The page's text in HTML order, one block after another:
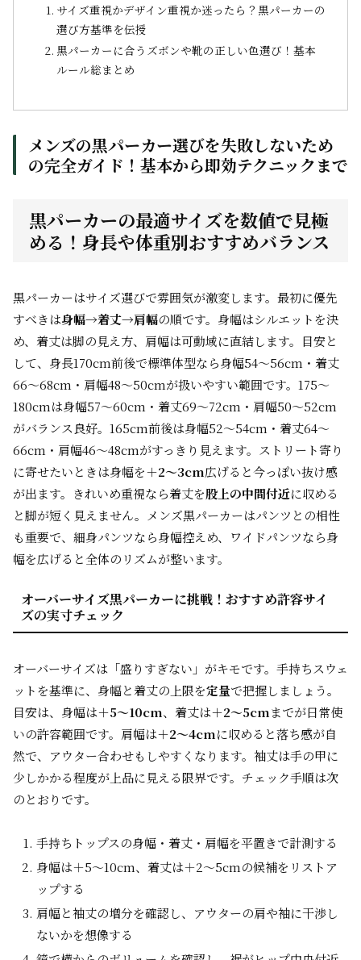
サイズ重視かデザイン重視か迷ったら？黒パーカーの
選び方基準を伝授
黒パーカーに合うズボンや靴の正しい色選び！基本
ルール総まとめ
メンズの黒パーカー選びを失敗しないため
の完全ガイド！基本から即効テクニックまで
黒パーカーの最適サイズを数値で見極
める！身長や体重別おすすめバランス
黒パーカーはサイズ選びで雰囲気が激変します。最初に優先
すべきは身幅→着丈→肩幅の順です。身幅はシルエットを決
め、着丈は脚の見え方、肩幅は可動域に直結します。目安と
して、身長170cm前後で標準体型なら身幅54〜56cm・着丈
66〜68cm・肩幅48〜50cmが扱いやすい範囲です。175〜
180cmは身幅57〜60cm・着丈69〜72cm・肩幅50〜52cm
がバランス良好。165cm前後は身幅52〜54cm・着丈64〜
66cm・肩幅46〜48cmがすっきり見えます。ストリート寄り
に寄せたいときは身幅を＋2〜3cm広げると今っぽい抜け感
が出ます。きれいめ重視なら着丈を股上の中間付近に収める
と脚が短く見えません。メンズ黒パーカーはパンツとの相性
も重要で、細身パンツなら身幅控えめ、ワイドパンツなら身
幅を広げると全体のリズムが整います。
オーバーサイズ黒パーカーに挑戦！おすすめ許容サイ
ズの実寸チェック
オーバーサイズは「盛りすぎない」がキモです。手持ちスウェ
ットを基準に、身幅と着丈の上限を定量で把握しましょう。
目安は、身幅は＋5〜10cm、着丈は＋2〜5cmまでが日常使
いの許容範囲です。肩幅は＋2〜4cmに収めると落ち感が自
然で、アウター合わせもしやすくなります。袖丈は手の甲に
少しかかる程度が上品に見える限界です。チェック手順は次
のとおりです。
手持ちトップスの身幅・着丈・肩幅を平置きで計測する
身幅は＋5〜10cm、着丈は＋2〜5cmの候補をリストア
ップする
肩幅と袖丈の増分を確認し、アウターの肩や袖に干渉し
ないかを想像する